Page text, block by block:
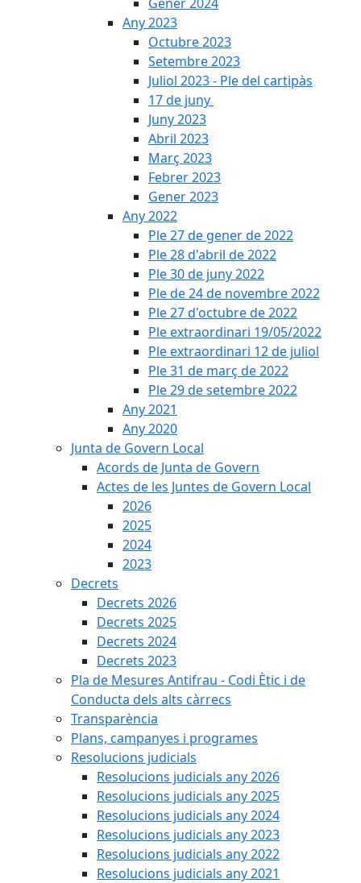
Any 2023
Octubre 2023
Setembre 2023
Juliol 2023 - Ple del cartipàs
17 de juny
Juny 2023
Abril 2023
Març 2023
Febrer 2023
Gener 2023
Any 2022
Ple 27 de gener de 2022
Ple 28 d'abril de 2022
Ple 30 de juny 2022
Ple de 24 de novembre 2022
Ple 27 d'octubre de 2022
Ple extraordinari 19/05/2022
Ple extraordinari 12 de juliol
Ple 31 de març de 2022
Ple 29 de setembre 2022
Any 2021
Any 2020
Junta de Govern Local
Acords de Junta de Govern
Actes de les Juntes de Govern Local
2026
2025
2024
2023
Decrets
Decrets 2026
Decrets 2025
Decrets 2024
Decrets 2023
Pla de Mesures Antifrau - Codi Ètic i de
Conducta dels alts càrrecs
Transparència
Plans, campanyes i programes
Resolucions judicials
Resolucions judicials any 2026
Resolucions judicials any 2025
Resolucions judicials any 2024
Resolucions judicials any 2023
Resolucions judicials any 2022
Resolucions judicials any 2021